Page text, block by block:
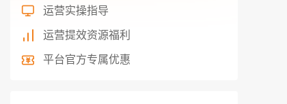
运营实操指导
运营提效资源福利
平台官方专属优惠